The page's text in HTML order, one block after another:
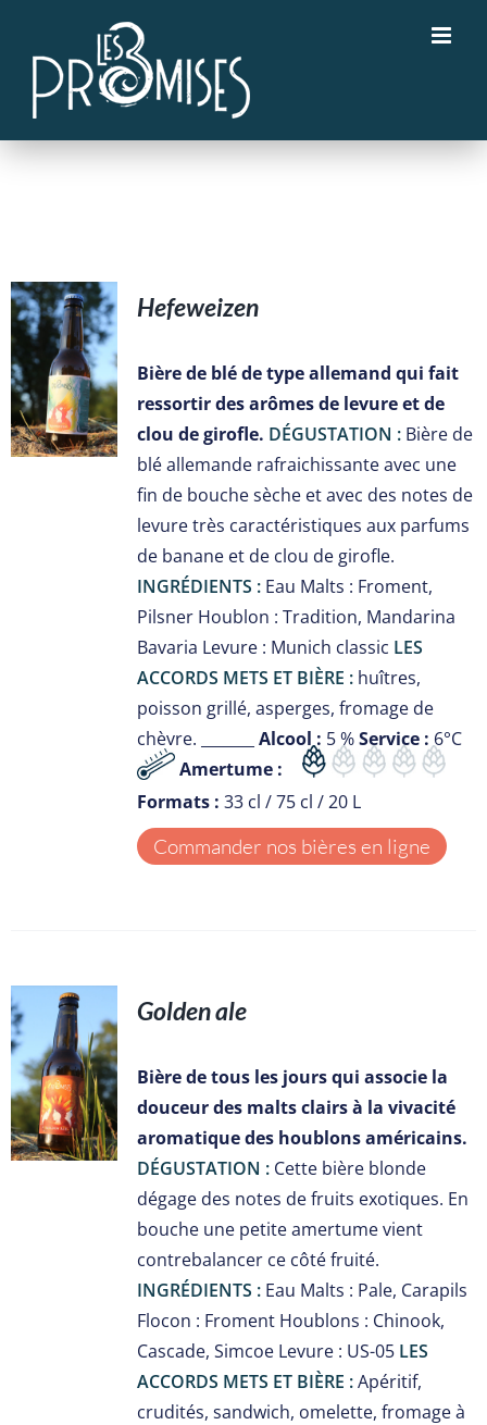
contenu
Hefeweizen
Bière de blé de type allemand qui fait
ressortir des arômes de levure et de
clou de girofle. DÉGUSTATION :Bière de
blé allemande rafraichissante avec une
fin de bouche sèche et avec des notes de
levure très caractéristiques aux parfums
de banane et de clou de girofle.
INGRÉDIENTS :Eau Malts : Froment,
Pilsner Houblon : Tradition, Mandarina
Bavaria Levure : Munich classic LES
ACCORDS METS ET BIÈRE :huîtres,
poisson grillé, asperges, fromage de
chèvre. _______ Alcool : 5 %Service : 6°C
Amertume :
Formats : 33 cl / 75 cl / 20 L
Commander nos bières en ligne
Golden ale
Bière de tous les jours qui associe la
douceur des malts clairs à la vivacité
aromatique des houblons américains.
DÉGUSTATION :Cette bière blonde
dégage des notes de fruits exotiques. En
bouche une petite amertume vient
contrebalancer ce côté fruité.
INGRÉDIENTS :Eau Malts : Pale, Carapils
Flocon : Froment Houblons : Chinook,
Cascade, Simcoe Levure : US-05 LES
ACCORDS METS ET BIÈRE :Apéritif,
crudités, sandwich, omelette, fromage à